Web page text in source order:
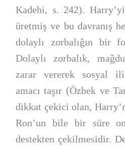
Kadehi, s. 242).
üretmiş ve bu davranış
dolaylı zorbalığın bir
Dolaylı zorbalık,
zarar vererek sosyal
amacı taşır (Özbek ve
dikkat çekici olan,
Ron’un bile bir süre
destekten çekilmesidir.